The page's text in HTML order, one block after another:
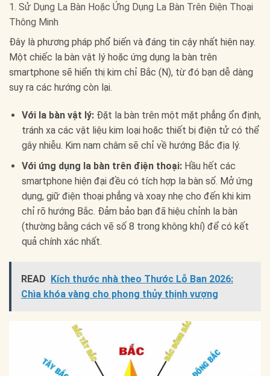
1. Sử Dụng La Bàn Hoặc Ứng Dụng La Bàn Trên Điện Thoại
Thông Minh
Đây là phương pháp phổ biến và đáng tin cậy nhất hiện nay.
Một chiếc la bàn vật lý hoặc ứng dụng la bàn trên
smartphone sẽ hiển thị kim chỉ Bắc (N), từ đó bạn dễ dàng
suy ra các hướng còn lại.
Với la bàn vật lý:Đặt la bàn trên một mặt phẳng ổn định,
tránh xa các vật liệu kim loại hoặc thiết bị điện tử có thể
gây nhiễu. Kim nam châm sẽ chỉ về hướng Bắc địa lý.
Với ứng dụng la bàn trên điện thoại:Hầu hết các
smartphone hiện đại đều có tích hợp la bàn số. Mở ứng
dụng, giữ điện thoại phẳng và xoay nhẹ cho đến khi kim
chỉ rõ hướng Bắc. Đảm bảo bạn đã hiệu chỉnh la bàn
(thường bằng cách vẽ số 8 trong không khí) để có kết
quả chính xác nhất.
READ Kích thước nhà theo Thước Lỗ Ban 2026:
Chìa khóa vàng cho phong thủy thịnh vượng